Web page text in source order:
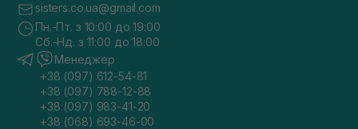
sisters.co.ua@gmail.com
Пн.-Пт. з 10:00 до 19:00
Сб.-Нд. з 11:00 до 18:00
Менеджер
+38 (097) 612-54-81
+38 (097) 788-12-88
+38 (097) 983-41-20
+38 (068) 693-46-00